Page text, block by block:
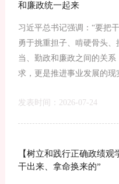
和廉政统一起来
习近平总书记强调：“要把
勇于挑重担子、啃硬骨头
当、勤政和廉政之间的关
求，更是推进事业发展的现
发表时间：2026-07-24
【树立和践行正确政绩观
干出来、拿命换来的”